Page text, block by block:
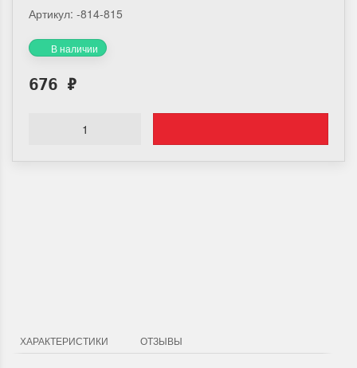
Артикул: -814-815
В наличии
676 ₽
ХАРАКТЕРИСТИКИ ОТЗЫВЫ